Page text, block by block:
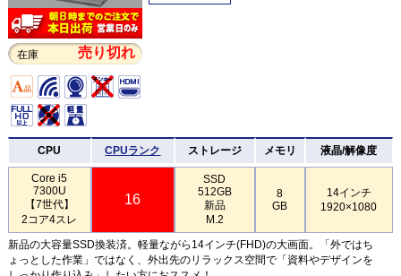
在庫 売り切れ
CPU CPUランク ストレージ メモリ 液晶/解像度
Core i5
7300U
【7世代】
2コア4スレ
16
SSD
512GB
新品
M.2
8
GB
14インチ
1920×1080
新品の大容量SSD換装済。軽量ながら14インチ(FHD)の大画面。「外ではち
ょっとした作業」ではなく、外出先のリラックス空間で「資料やデザインを